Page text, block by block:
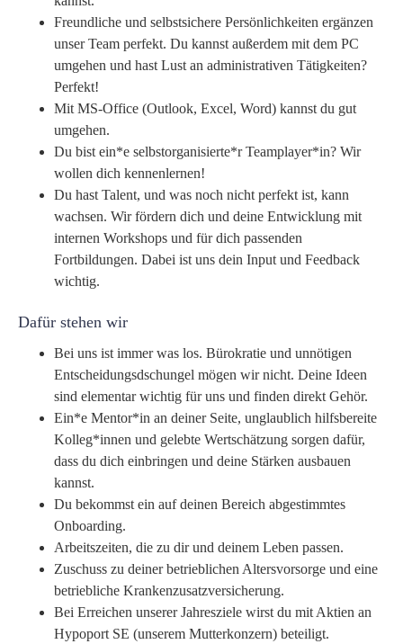
Freundliche und selbstsichere Persönlichkeiten ergänzen
unser Team perfekt. Du kannst außerdem mit dem PC
umgehen und hast Lust an administrativen Tätigkeiten?
Perfekt!
Mit MS-Office (Outlook, Excel, Word) kannst du gut
umgehen.
Du bist ein*e selbstorganisierte*r Teamplayer*in? Wir
wollen dich kennenlernen!
Du hast Talent, und was noch nicht perfekt ist, kann
wachsen. Wir fördern dich und deine Entwicklung mit
internen Workshops und für dich passenden
Fortbildungen. Dabei ist uns dein Input und Feedback
wichtig.
Dafür stehen wir
Bei uns ist immer was los. Bürokratie und unnötigen
Entscheidungsdschungel mögen wir nicht. Deine Ideen
sind elementar wichtig für uns und finden direkt Gehör.
Ein*e Mentor*in an deiner Seite, unglaublich hilfsbereite
Kolleg*innen und gelebte Wertschätzung sorgen dafür,
dass du dich einbringen und deine Stärken ausbauen
kannst.
Du bekommst ein auf deinen Bereich abgestimmtes
Onboarding.
Arbeitszeiten, die zu dir und deinem Leben passen.
Zuschuss zu deiner betrieblichen Altersvorsorge und eine
betriebliche Krankenzusatzversicherung.
Bei Erreichen unserer Jahresziele wirst du mit Aktien an
Hypoport SE (unserem Mutterkonzern) beteiligt.